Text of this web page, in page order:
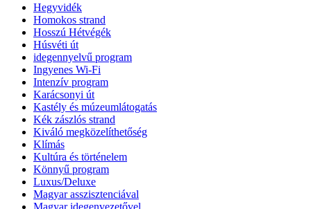
Hegyvidék
Homokos strand
Hosszú Hétvégék
Húsvéti út
idegennyelvű program
Ingyenes Wi-Fi
Intenzív program
Karácsonyi út
Kastély és múzeumlátogatás
Kék zászlós strand
Kiváló megközelíthetőség
Klímás
Kultúra és történelem
Könnyű program
Luxus/Deluxe
Magyar asszisztenciával
Magyar idegenvezetővel